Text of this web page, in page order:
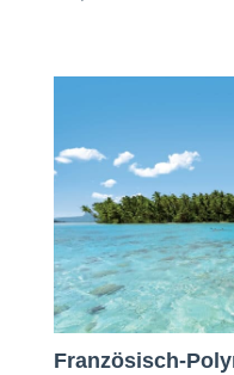
Französisch-